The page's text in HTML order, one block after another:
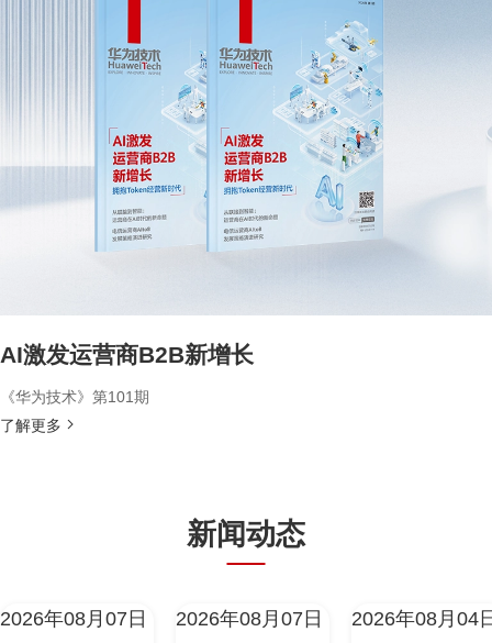
AI激发运营商B2B新增长
《华为技术》第101期
了解更多
新闻动态
2026年08月07日 2026年08月07日 2026年08月04